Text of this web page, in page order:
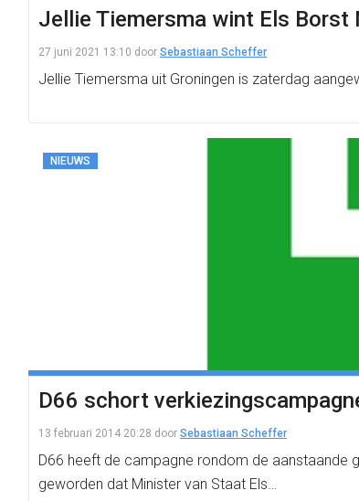
Jellie Tiemersma wint Els
27 juni 2021 13:10 door Sebastiaan Scheffer
Jellie Tiemersma uit Groningen is zaterdag
NIEUWS
D66 schort
13 februari 2014 20:28 door Sebastiaan Scheffer
D66 heeft de campagne rondom de aanstaande
geworden dat Minister van Staat Els…